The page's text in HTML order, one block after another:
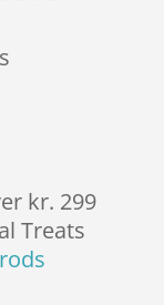
kr. 299
Treats